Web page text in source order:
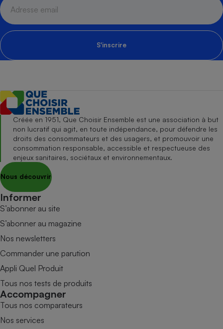
S'inscrire
Créée en 1951, Que Choisir Ensemble est une association à but
non lucratif qui agit, en toute indépendance, pour défendre les
droits des consommateurs et des usagers, et promouvoir une
consommation responsable, accessible et respectueuse des
enjeux sanitaires, sociétaux et environnementaux.
Nous découvrir
Informer
S’abonner au site
S’abonner au magazine
Nos newsletters
Commander une parution
Appli Quel Produit
Tous nos tests de produits
Accompagner
Tous nos comparateurs
Nos services